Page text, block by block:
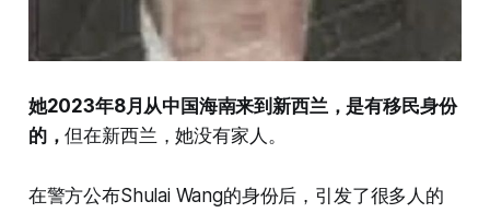
她2023年8月从中国海南来到新西兰，是有移民身份
的，但在新西兰，她没有家人。
在警方公布Shulai Wang的身份后，引发了很多人的